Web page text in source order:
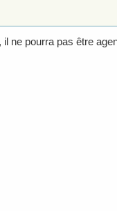
il ne pourra pas être